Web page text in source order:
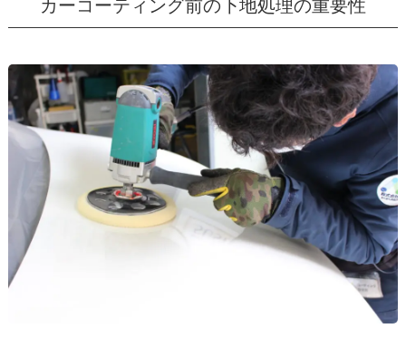
カーコーティング前の下地処理の重要性